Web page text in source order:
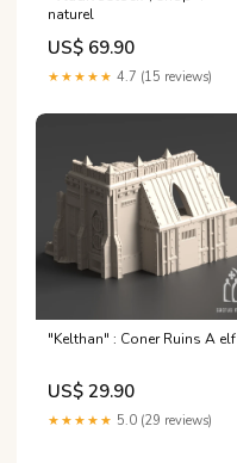
naturel
US$ 69.90
★★★★★ 4.7 (15 reviews)
"Kelthan" : Coner Ruins A elf
US$ 29.90
★★★★★ 5.0 (29 reviews)